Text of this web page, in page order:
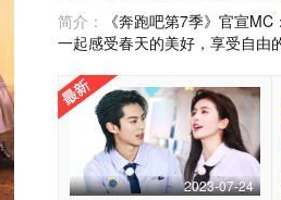
简介：
《奔跑吧第7季》官宣
一起感受春天的美好，享受自由
2023-07-24